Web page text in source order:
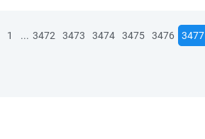
1 ... 3472 3473 3474 3475 3476 3477